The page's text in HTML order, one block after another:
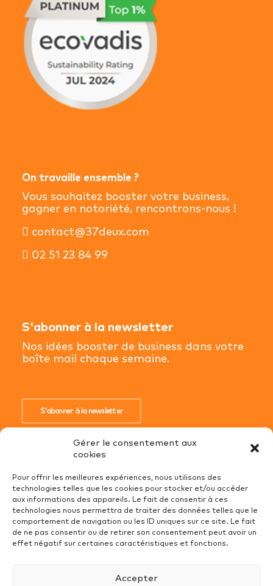
Gérer le consentement aux
cookies
Pour offrir les meilleures expériences, nous utilisons des
technologies telles que les cookies pour stocker et/ou accéder
aux informations des appareils. Le fait de consentir à ces
technologies nous permettra de traiter des données telles que le
comportement de navigation ou les ID uniques sur ce site. Le fait
de ne pas consentir ou de retirer son consentement peut avoir un
effet négatif sur certaines caractéristiques et fonctions.
Accepter
On travaille ensemble ?
Vous souhaitez booster votre business,
gagner en notoriété, rencontrons-nous !
contact@37deux.com
02 51 23 84 99
S'abonner à la newsletter
Nos idées booster de business dans votre
boîte mail chaque semaine.
S'abonner à la newsletter
Conditions Générales de Ventes
Mentions Légales
Recrutement
Politique de cookies (UE)